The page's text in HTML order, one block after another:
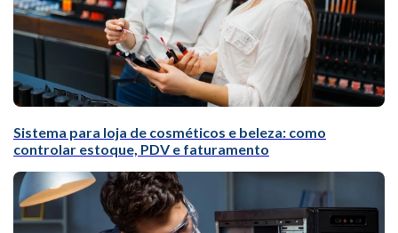
Sistema para loja de cosméticos e beleza: como
controlar estoque, PDV e faturamento